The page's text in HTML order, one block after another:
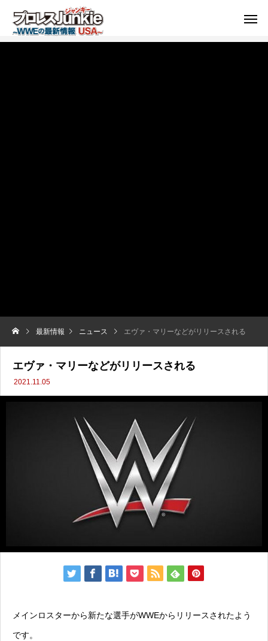
最新情報 ニュース エヴァ・マリーなどがリリースされる
エヴァ・マリーなどがリリースされる
2021.11.05
メインロスターから新たな選手がWWEからリリースされたよう
です。